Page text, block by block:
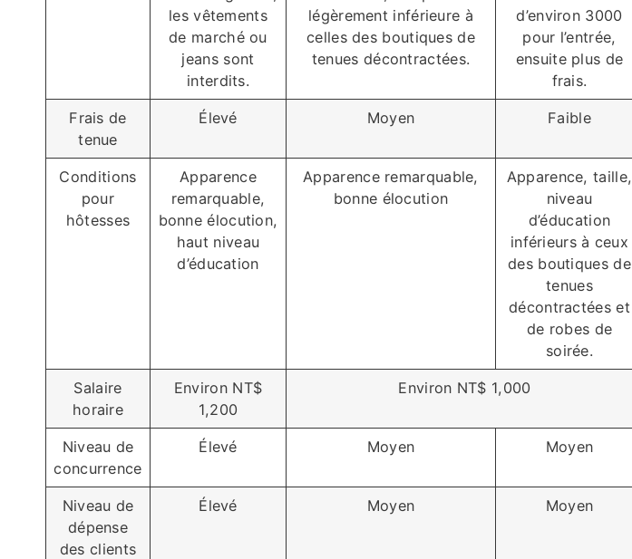
les vêtements
de marché ou
jeans sont
interdits.
légèrement inférieure à
celles des boutiques de
tenues décontractées.
d’environ 3000
pour l’entrée,
ensuite plus de
frais.
Frais de
tenue
Élevé Moyen Faible
Conditions
pour
hôtesses
Apparence
remarquable,
bonne élocution,
haut niveau
d’éducation
Apparence remarquable,
bonne élocution
Apparence, taille,
niveau
d’éducation
inférieurs à ceux
des boutiques de
tenues
décontractées et
de robes de
soirée.
Salaire
horaire
Environ NT$
1,200
Environ NT$ 1,000
Niveau de
concurrence
Élevé Moyen Moyen
Niveau de
dépense
des clients
Élevé Moyen Moyen